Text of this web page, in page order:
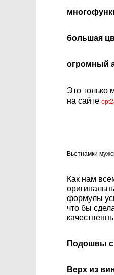
большая
огромный
Это только
на сайте
Вьетнамки
Как нам
формулы
что бы
Подошвы с
Верх из